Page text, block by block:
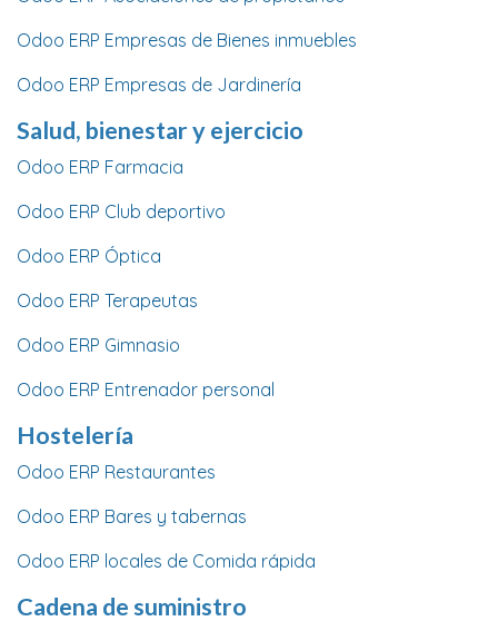
Odoo ERP Empresas de Bienes inmuebles
Odoo ERP Empresas de Jardinería
Salud, bienestar y ejercicio
Odoo ERP Farmacia
Odoo ERP Club deportivo
Odoo ERP Óptica
Odoo ERP Terapeutas
Odoo ERP Gimnasio
Odoo ERP Entrenador personal
Hostelería
Odoo ERP Restaurantes
Odoo ERP Bares y tabernas
Odoo ERP locales de Comida rápida
Cadena de suministro